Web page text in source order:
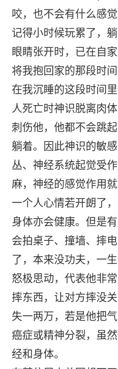
咬，也不会有什么感觉
记得小时候玩累了，
眼睛张开时，已在自
将我抱回家的那段时
在我沉睡的这段时间
人死亡时神识脱离肉
刺伤他，他都不会跳
躺着。因此神识的敏
丛、神经系统起觉受
麻，神经的感觉作用就
一个人心情若开朗了
身体亦会健康。但是
会拍桌子、撞墙、摔
了，本来没功夫，一
怒极思动，代表他非
摔东西，让对方摔没
失一两万，若是他把
癌症或精神分裂，虽
经和身体。